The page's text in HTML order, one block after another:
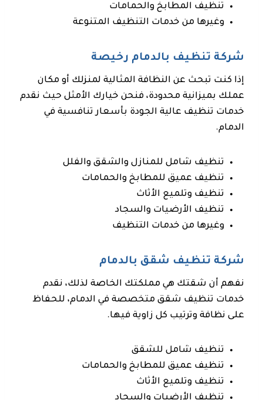
تنظيف المطابخ والحمامات
وغيرها من خدمات التنظيف المتنوعة
شركة تنظيف بالدمام رخيصة
إذا كنت تبحث عن النظافة المثالية لمنزلك أو مكان
عملك بميزانية محدودة، فنحن خيارك الأمثل حيث نقدم
خدمات تنظيف عالية الجودة بأسعار تنافسية في
الدمام.
تنظيف شامل للمنازل والشقق والفلل
تنظيف عميق للمطابخ والحمامات
تنظيف وتلميع الأثاث
تنظيف الأرضيات والسجاد
وغيرها من خدمات التنظيف
شركة تنظيف شقق بالدمام
نفهم أن شقتك هي مملكتك الخاصة لذلك، نقدم
خدمات تنظيف شقق متخصصة في الدمام، للحفاظ
على نظافة وترتيب كل زاوية فيها.
تنظيف شامل للشقق
تنظيف عميق للمطابخ والحمامات
تنظيف وتلميع الأثاث
تنظيف الأرضيات والسجاد